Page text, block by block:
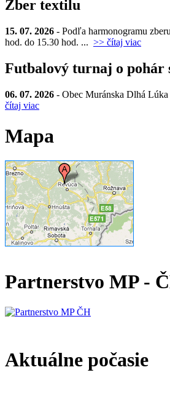
Zber textilu
15. 07. 2026 - Podľa harmonogramu
hod. do 15.30 hod. ... >> čítaj viac
Futbalový turnaj o pohár
06. 07. 2026 - Obec Muránska Dlhá
čítaj viac
Mapa
Partnerstvo MP -
Aktuálne počasie